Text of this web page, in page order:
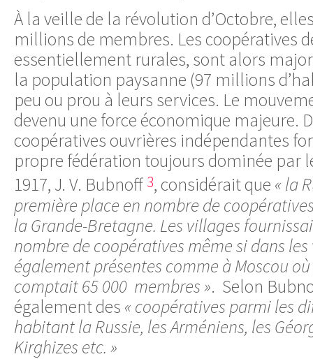
À la veille de la révolution d’Octobre,
millions de membres. Les coopératives
essentiellement rurales, sont alors
la population paysanne (97 millions
peu ou prou à leurs services. Le
devenu une force économique majeure.
coopératives ouvrières indépendantes
propre fédération toujours dominée par
1917, J. V. Bubnoff 3, considérait que « la
première place en nombre de
la Grande-Bretagne. Les villages
nombre de coopératives même si dans
également présentes comme à Moscou où
comptait 65 000 membres ». Selon
également des « coopératives parmi les
habitant la Russie, les Arméniens, les
Kirghizes etc. »